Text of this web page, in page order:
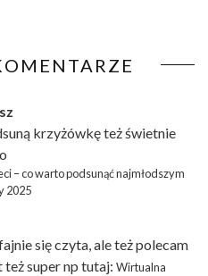
krzyżówkęteż świetnie
– co warto podsunąć najmłodszym
2025
się czyta, ale też polecam
super np tutaj: Wirtualna